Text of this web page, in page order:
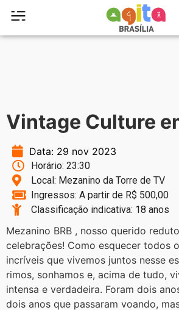
Vintage Culture
Data: 29 nov 2023
Horário: 23:30
Local: Mezanino da Torre de TV
Ingressos: A partir de R$ 500,00
Classificação indicativa: 18 anos
Mezanino BRB , nosso querido
celebrações! Como esquecer todos
incríveis que vivemos juntos nesse
rimos, sonhamos e, acima de tudo,
intensa e verdadeira. Foram dois
dois anos que passaram voando,